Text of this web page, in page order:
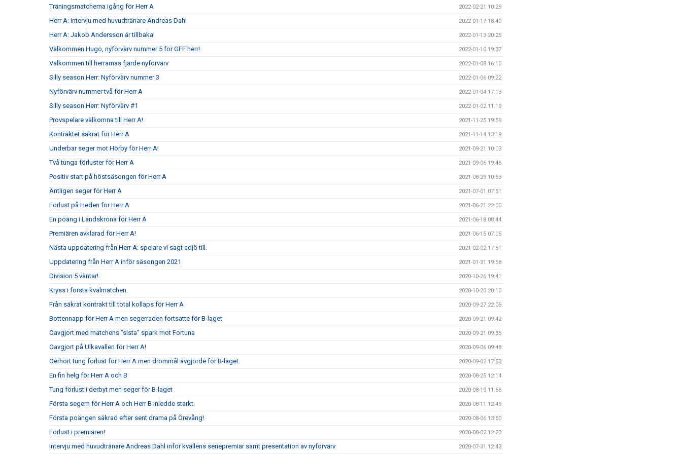
Träningsmatcherna igång för Herr A 2022-02-21 10:29
Herr A: Intervju med huvudtränare Andreas Dahl 2022-01-17 18:40
Herr A: Jakob Andersson är tillbaka! 2022-01-13 20:25
Välkommen Hugo, nyförvärv nummer 5 för GFF herr! 2022-01-10 19:37
Välkommen till herrarnas fjärde nyförvärv 2022-01-08 16:10
Silly season Herr: Nyförvärv nummer 3 2022-01-06 09:22
Nyförvärv nummer två för Herr A 2022-01-04 17:13
Silly season Herr: Nyförvärv #1 2022-01-02 11:19
Provspelare välkomna till Herr A! 2021-11-25 19:59
Kontraktet säkrat för Herr A 2021-11-14 13:19
Underbar seger mot Hörby för Herr A! 2021-09-21 10:03
Två tunga förluster för Herr A 2021-09-06 19:46
Positiv start på höstsäsongen för Herr A 2021-08-29 10:53
Äntligen seger för Herr A 2021-07-01 07:51
Förlust på Heden för Herr A 2021-06-21 22:00
En poäng i Landskrona för Herr A 2021-06-18 08:44
Premiären avklarad för Herr A! 2021-06-15 07:05
Nästa uppdatering från Herr A: spelare vi sagt adjö till. 2021-02-02 17:51
Uppdatering från Herr A inför säsongen 2021 2021-01-31 19:58
Division 5 väntar! 2020-10-26 19:41
Kryss i första kvalmatchen. 2020-10-20 20:10
Från säkrat kontrakt till total kollaps för Herr A 2020-09-27 22:05
Bottennapp för Herr A men segerraden fortsatte för B-laget 2020-09-21 09:42
Oavgjort med matchens ”sista” spark mot Fortuna 2020-09-21 09:35
Oavgjort på Ulkavallen för Herr A! 2020-09-06 09:48
Oerhört tung förlust för Herr A men drömmål avgjorde för B-laget 2020-09-02 17:53
En fin helg för Herr A och B 2020-08-25 12:14
Tung förlust i derbyt men seger för B-laget 2020-08-19 11:56
Första segern för Herr A och Herr B inledde starkt. 2020-08-11 12:49
Första poängen säkrad efter sent drama på Örevång! 2020-08-06 13:50
Förlust i premiären! 2020-08-02 12:23
Intervju med huvudtränare Andreas Dahl inför kvällens seriepremiär samt presentation av nyförvärv 2020-07-31 12:43